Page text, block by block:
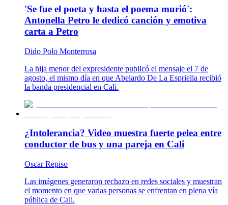
'Se fue el poeta y hasta el poema murió':
Antonella Petro le dedicó canción y emotiva
carta a Petro
Dido Polo Monterrosa
La hija menor del expresidente publicó el mensaje el 7 de
agosto, el mismo día en que Abelardo De La Espriella recibió
la banda presidencial en Cali.
¿Intolerancia? Video muestra fuerte pelea entre
conductor de bus y una pareja en Cali
Oscar Repiso
Las imágenes generaron rechazo en redes sociales y muestran
el momento en que varias personas se enfrentan en plena vía
pública de Cali.